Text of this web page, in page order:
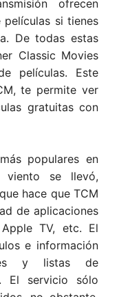
ofrecen
si tienes
De todas estas
Classic Movies
películas. Este
te permite ver
gratuitas con
populares en
se llevó,
hace que TCM
de aplicaciones
TV, etc. El
e información
y listas de
El servicio sólo